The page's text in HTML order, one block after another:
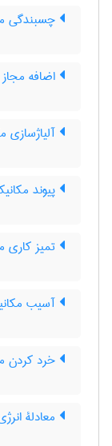
چسبندگی
اضافه
آلیاژسازی
پیوند
تمیز کاری
آسیب
خرد کردن
معادلۀ